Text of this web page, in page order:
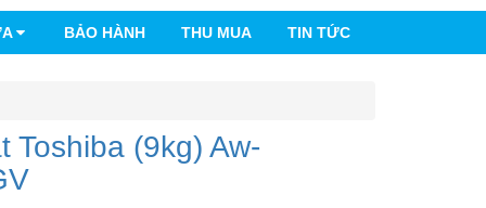
BẢO HÀNH THU MUA TIN TỨC
Toshiba (9kg) Aw-